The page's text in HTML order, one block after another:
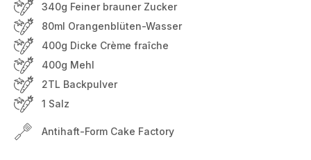
340g Feiner brauner Zucker
80ml Orangenblüten-Wasser
400g Dicke Crème fraîche
400g Mehl
2TL Backpulver
1 Salz
Antihaft-Form Cake Factory